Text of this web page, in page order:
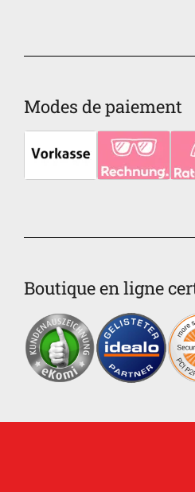
Boutique en ligne
Modes de paiement